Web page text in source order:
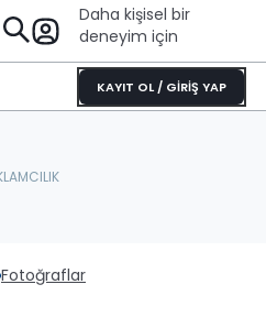
Daha kişisel bir
deneyim için
KAYIT OL / GİRİŞ YAP
Fotoğraflar